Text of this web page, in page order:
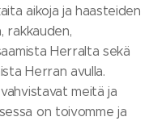
aikoja ja haasteiden
rakkauden,
Herralta sekä
Herran avulla.
meitä ja
on toivomme ja